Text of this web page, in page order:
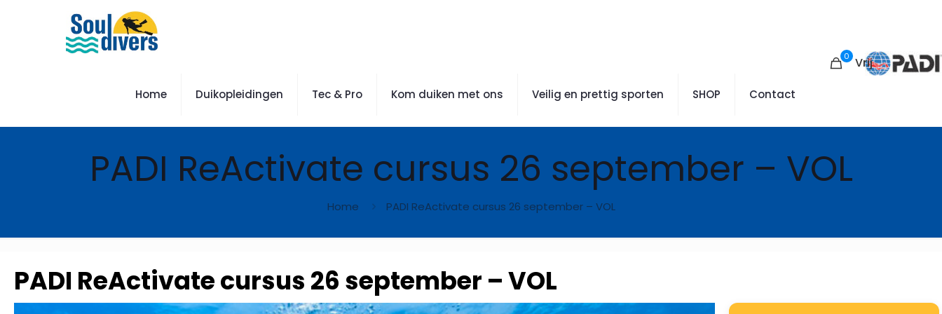
Home Duikopleidingen Tec & Pro Kom duiken met ons Veilig en prettig sporten SHOP Contact
0 Vrij
PADI ReActivate cursus 26 september – VOL
Home PADI ReActivate cursus 26 september – VOL
PADI ReActivate cursus 26 september – VOL